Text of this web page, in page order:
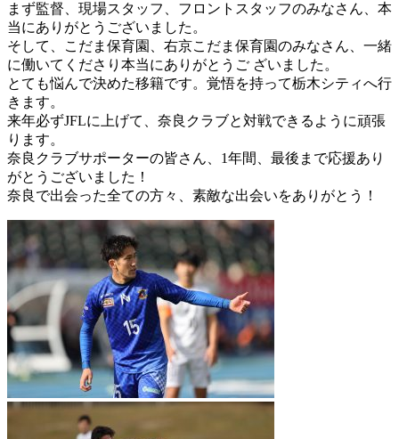
まず監督、現場スタッフ、フロントスタッフのみなさん、本
当にありがとうございました。
そして、こだま保育園、右京こだま保育園のみなさん、一緒
に働いてくださり本当にありがとうご ざいました。
とても悩んで決めた移籍です。覚悟を持って栃木シティへ行
きます。
来年必ずJFLに上げて、奈良クラブと対戦できるように頑張
ります。
奈良クラブサポーターの皆さん、1年間、最後まで応援あり
がとうございました！
奈良で出会った全ての方々、素敵な出会いをありがとう！